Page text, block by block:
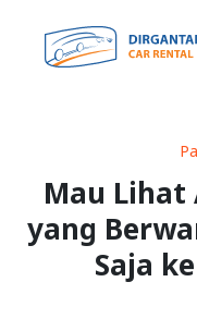
Mau Lihat
yang
Saja